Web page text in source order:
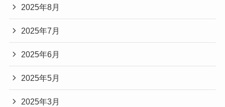
2025年8月
2025年7月
2025年6月
2025年5月
2025年3月